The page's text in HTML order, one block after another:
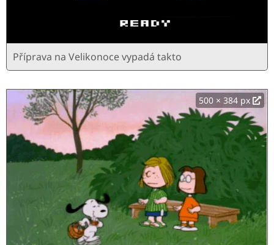
Příprava na Velikonoce vypadá takto
500 × 384 px